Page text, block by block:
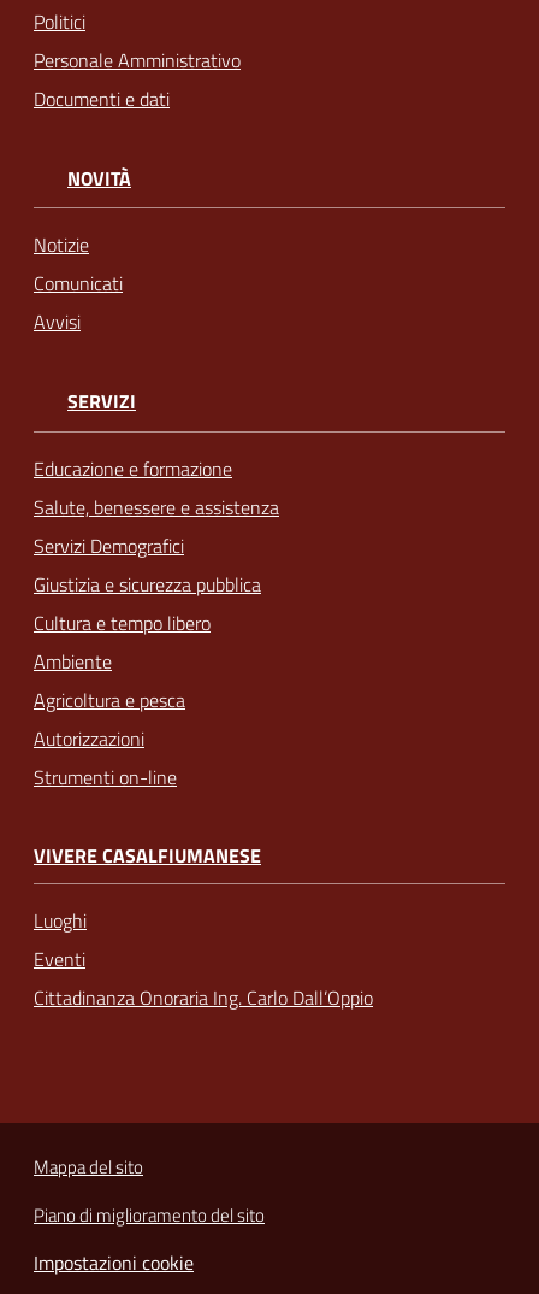
Politici
Personale Amministrativo
Documenti e dati
NOVITÀ
Notizie
Comunicati
Avvisi
SERVIZI
Educazione e formazione
Salute, benessere e assistenza
Servizi Demografici
Giustizia e sicurezza pubblica
Cultura e tempo libero
Ambiente
Agricoltura e pesca
Autorizzazioni
Strumenti on-line
VIVERE CASALFIUMANESE
Luoghi
Eventi
Cittadinanza Onoraria Ing. Carlo Dall’Oppio
Mappa del sito
Piano di miglioramento del sito
Impostazioni cookie